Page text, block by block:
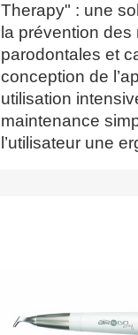
Therapy" : une
la prévention des
parodontales et
conception de
utilisation
maintenance
l’utilisateur une